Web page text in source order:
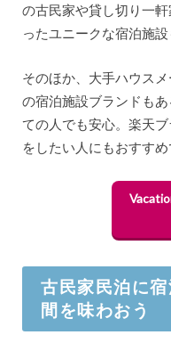
の古民家や貸し切り一
ったユニークな宿泊施
そのほか、大手ハウス
の宿泊施設ブランドも
ての人でも安心。楽天
をしたい人にもおすすめ
古民家民泊に
間を味わおう